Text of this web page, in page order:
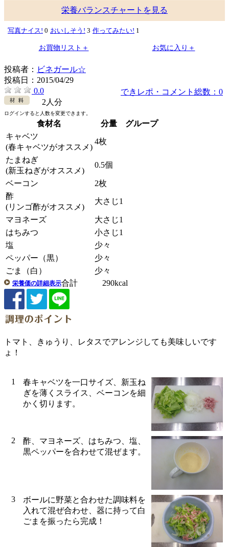
栄養バランスチャートを見る
写真ナイス! 0 おいしそう! 3 作ってみたい! 1
お買物リスト＋ お気に入り＋
投稿者： ビネガール☆
投稿日： 2015/04/29
できレポ・コメント総数：0
0.0
2人分
ログインすると人数を変更できます。
食材名 分量
グループ
キャベツ
(春キャベツがオススメ)
4枚
たまねぎ
(新玉ねぎがオススメ)
0.5個
ベーコン
2枚
酢
(リンゴ酢がオススメ)
大さじ1
マヨネーズ
大さじ1
はちみつ
小さじ1
塩
少々
ペッパー（黒）
少々
ごま（白）
少々
栄養価の詳細表示合計 290kcal
トマト、きゅうり、レタスでアレンジしても美味しいです
ょ！
1
春キャベツを一口サイズ、新玉ね
ぎを薄くスライス、ベーコンを細
かく切ります。
2
酢、マヨネーズ、はちみつ、塩、
黒ペッパーを合わせて混ぜます。
3
ボールに野菜と合わせた調味料を
入れて混ぜ合わせ、器に持って白
ごまを振ったら完成！